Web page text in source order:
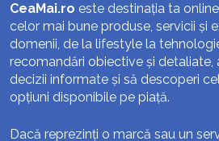
CeaMai.ro este destinația ta
celor mai bune produse, servicii și
domenii, de la lifestyle la
recomandări obiective și detaliate,
decizii informate și să descoperi
opțiuni disponibile pe piață.
Dacă reprezinți o marcă sau un